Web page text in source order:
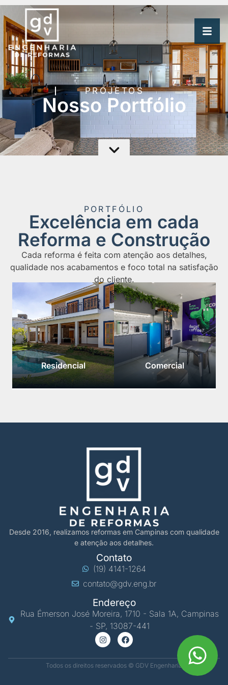
PROJETOS
Nosso Portfólio
PORTFÓLIO
Excelência em cada
Reforma e Construção
Cada reforma é feita com atenção aos detalhes,
qualidade nos acabamentos e foco total na satisfação
do cliente.
Residencial Comercial
Desde 2016, realizamos reformas em Campinas com qualidade
e atenção aos detalhes.
Contato
(19) 4141-1264
contato@gdv.eng.br
Endereço
Rua Émerson José Moreira, 1710 - Sala 1A, Campinas
- SP, 13087-441
Todos os direitos reservados © GDV Engenharia